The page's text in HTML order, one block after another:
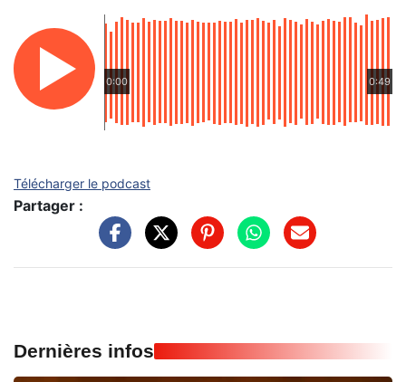
0:00 0:49
Télécharger le podcast
Partager :
Dernières infos